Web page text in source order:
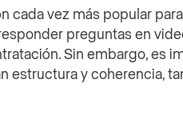
cada vez más popular
preguntas en
Sin embargo, es
estructura y coherencia,